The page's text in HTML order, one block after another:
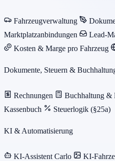
Fahrzeugverwaltung
Marktplatzanbindungen
Lead-
Kosten & Marge pro Fahrzeug
Dokumente, Steuern &
Rechnungen Buchhaltung
Kassenbuch
Steuerlogik (§25a)
KI & Automatisierung
KI-Assistent Carlo KI-